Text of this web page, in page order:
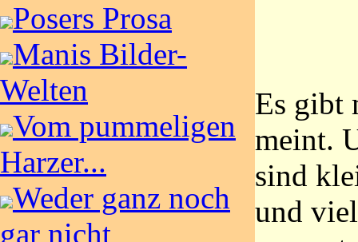
Posers Prosa
Manis Bilder-
Welten
Vom pummeligen
Harzer...
Weder ganz noch
gar nicht
Es gibt
meint.
sind
und